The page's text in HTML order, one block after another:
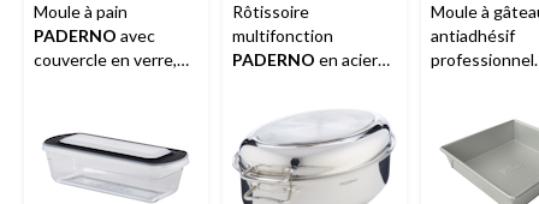
Moule à pain
PADERNO avec
couvercle en verre,
Rôtissoire
multifonction
PADERNO en acier
avec grille amovible,
16,5 po
Moule à
antiadhésif
professionnel